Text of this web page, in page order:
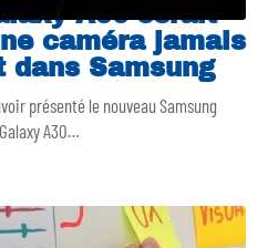
A90 serait
caméra jamais
dans Samsung
présenté le nouveau Samsung
A30…